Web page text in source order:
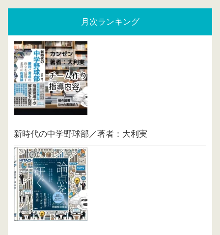
月次ランキング
新時代の中学野球部／著者：大利実